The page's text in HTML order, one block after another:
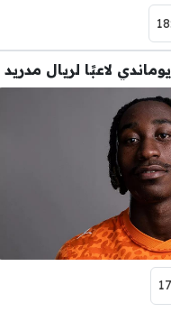
لاعبًا لريال مدريد